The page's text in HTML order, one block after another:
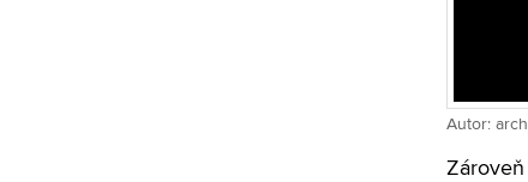
Autor: